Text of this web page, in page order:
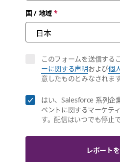
国 / 地域 *
このフォームを送信する
ーに関する声明および個
意したものとみなされます
はい、Salesforce 系列企
ベントに関するマーケテ
す。配信はいつでも停止
レポート